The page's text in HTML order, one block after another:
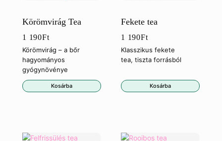
Körömvirág Tea
1 190Ft
Körömvirág – a bőr
hagyományos
gyógynövénye
Kosárba
Fekete tea
1 190Ft
Klasszikus fekete
tea, tiszta forrásból
Kosárba